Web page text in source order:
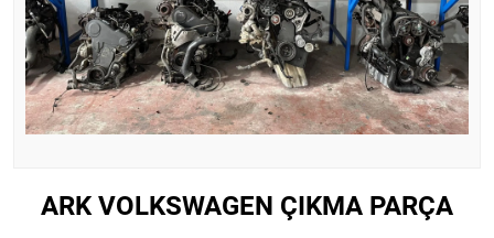
ARK VOLKSWAGEN ÇIKMA PARÇA